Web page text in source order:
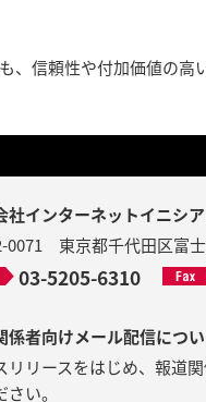
、信頼性や付加価値の高
社インターネットイニシ
0071 東京都千代田区富
03-5205-6310
係者向けメール配信につ
リリースをはじめ、報道
い。